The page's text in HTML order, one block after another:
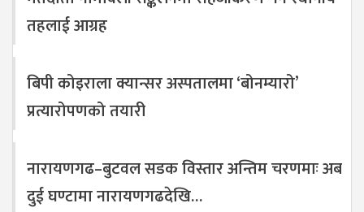
तहलाई आग्रह
बिपी कोइराला क्यान्सर अस्पतालमा ‘बोनम्यारो’
प्रत्यारोपणको तयारी
नारायणगढ–बुटवल सडक विस्तार अन्तिम चरणमाः अब
दुई घण्टामा नारायणगढदेखि…